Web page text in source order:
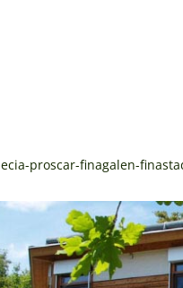
proscar-finagalen-